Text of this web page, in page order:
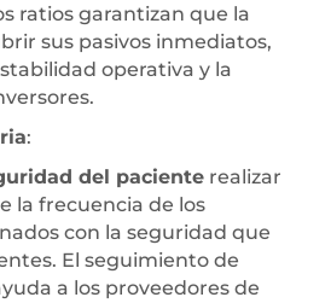
ratios garantizan que la
sus pasivos inmediatos,
operativa y la
:
del paciente realizar
la frecuencia de los
con la seguridad que
El seguimiento de
a los proveedores de